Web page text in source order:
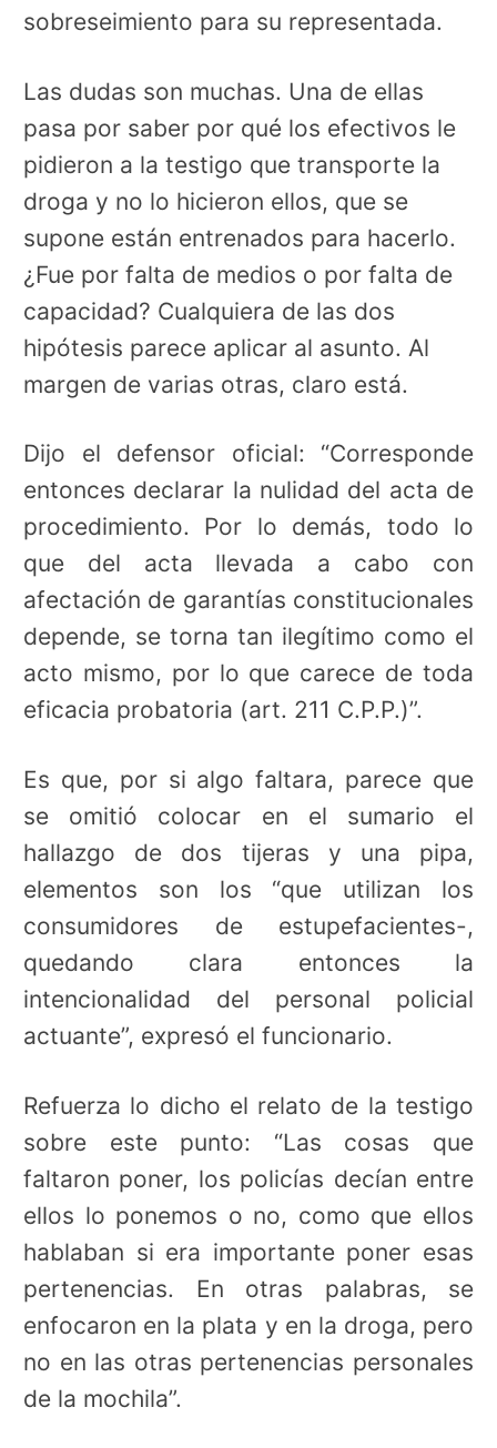
sobreseimiento para su representada.
Las dudas son muchas. Una de ellas
pasa por saber por qué los efectivos le
pidieron a la testigo que transporte la
droga y no lo hicieron ellos, que se
supone están entrenados para hacerlo.
¿Fue por falta de medios o por falta de
capacidad? Cualquiera de las dos
hipótesis parece aplicar al asunto. Al
margen de varias otras, claro está.
Dijo el defensor oficial: “Corresponde
entonces declarar la nulidad del acta de
procedimiento. Por lo demás, todo lo
que del acta llevada a cabo con
afectación de garantías constitucionales
depende, se torna tan ilegítimo como el
acto mismo, por lo que carece de toda
eficacia probatoria (art. 211 C.P.P.)”.
Es que, por si algo faltara, parece que
se omitió colocar en el sumario el
hallazgo de dos tijeras y una pipa,
elementos son los “que utilizan los
consumidores de estupefacientes-,
quedando clara entonces la
intencionalidad del personal policial
actuante”, expresó el funcionario.
Refuerza lo dicho el relato de la testigo
sobre este punto: “Las cosas que
faltaron poner, los policías decían entre
ellos lo ponemos o no, como que ellos
hablaban si era importante poner esas
pertenencias. En otras palabras, se
enfocaron en la plata y en la droga, pero
no en las otras pertenencias personales
de la mochila”.